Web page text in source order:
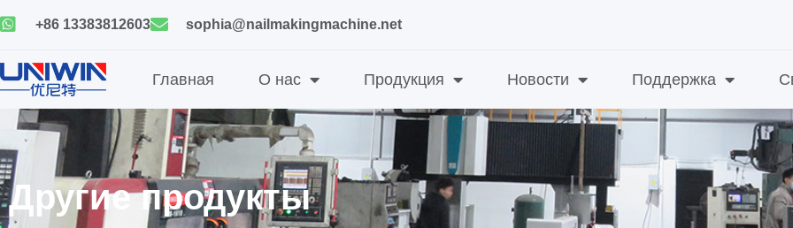
to
+86 13383812603 sophia@nailmakingmachine.net
Главная О нас Продукция Новости Поддержка
Другие продукты